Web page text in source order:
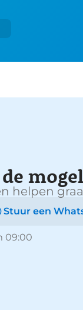
helpen
Stuur een
09:00